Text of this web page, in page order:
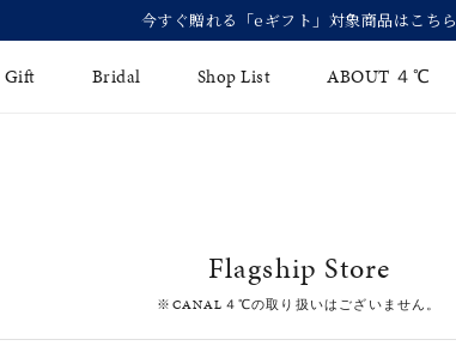
今すぐ贈れる「eギフト」対象商品はこちら
Gift Bridal Shop List ABOUT ４℃
ジュエリーケア
法人のお客様
Flagship Store
※CANAL４℃の取り扱いはございません。